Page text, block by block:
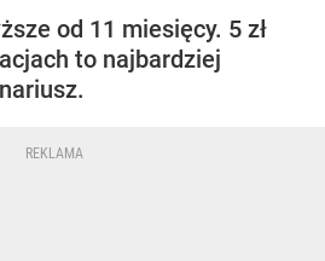
od 11 miesięcy. 5 zł
to najbardziej